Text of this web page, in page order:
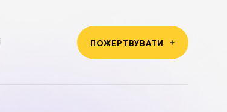
ПОЖЕРТВУВАТИ